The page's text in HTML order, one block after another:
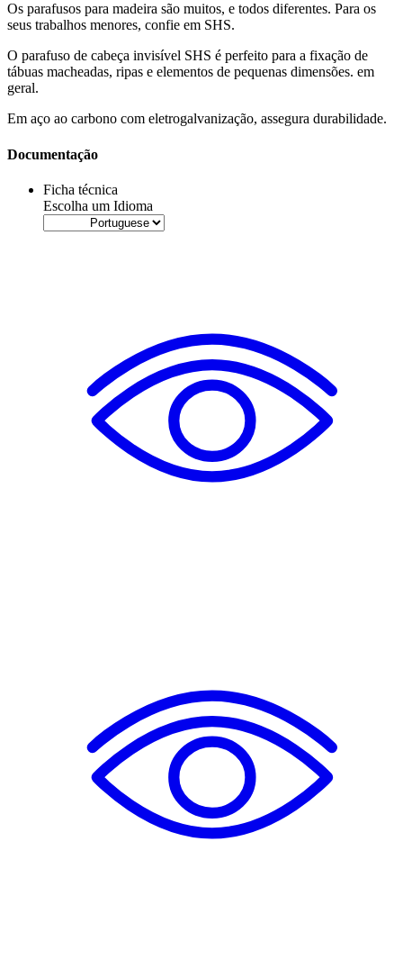
Os parafusos para madeira são muitos, e todos diferentes. Para os
seus trabalhos menores, confie em SHS.
O parafuso de cabeça invisível SHS é perfeito para a fixação de
tábuas macheadas, ripas e elementos de pequenas dimensões. em
geral.
Em aço ao carbono com eletrogalvanização, assegura durabilidade.
Documentação
Ficha técnica
Escolha um Idioma